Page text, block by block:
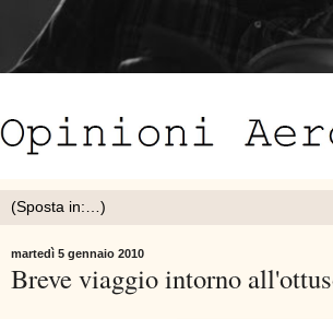
martedì 5 gennaio 2010
Breve viaggio intorno